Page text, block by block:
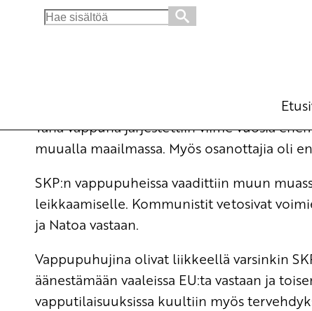
Search
Tänä vappuna järjestettiin viime vuosia
muualla maailmassa. Myös osanottajia oli
SKP:n vappupuheissa vaadittiin muun
leikkaamiselle. Kommunistit vetosivat
ja Natoa vastaan.
Vappupuhujina olivat liikkeellä varsinkin
äänestämään vaaleissa EU:ta vastaan ja
vapputilaisuuksissa kuultiin myös